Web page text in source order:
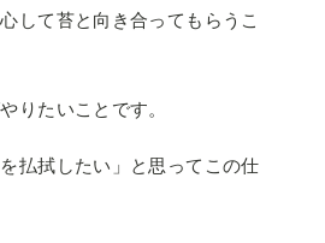
して苔と向き合ってもらうこ
りたいことです。
払拭したい」と思ってこの仕